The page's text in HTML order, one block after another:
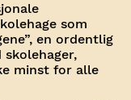
som
en ordentlig
minst for alle